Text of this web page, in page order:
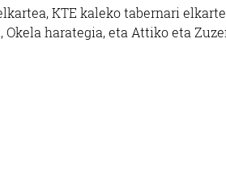
KTE kaleko tabernari
harategia, eta Attiko eta